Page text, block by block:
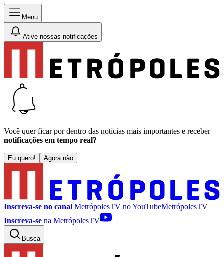
Menu
Ative nossas notificações
Você quer ficar por dentro das notícias mais importantes e receber
notificações em tempo real?
Eu quero! Agora não
Inscreva-se no canal MetrópolesTV noYouTubeMetrópolesTV
Inscreva-se na MetrópolesTV
Busca